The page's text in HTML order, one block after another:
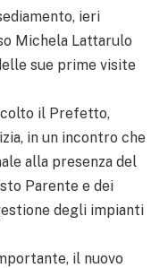
ieri
Michela Lattarulo
sue prime visite
il Prefetto,
in un incontro che
alla presenza del
Parente e dei
degli impianti
il nuovo